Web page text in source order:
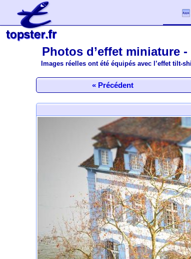
.fr
Photos d’effet miniature
Images réelles ont été équipés avec l’effet tilt-
« Précédent